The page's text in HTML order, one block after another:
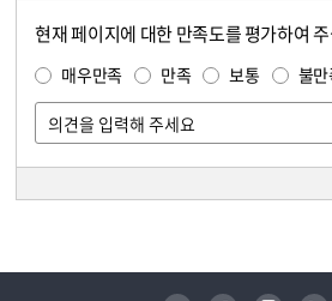
현재 페이지에 대한 만족도를 평가하여
매우만족 만족 보통 불
유튜브 페이스북 인스타그램 블로그